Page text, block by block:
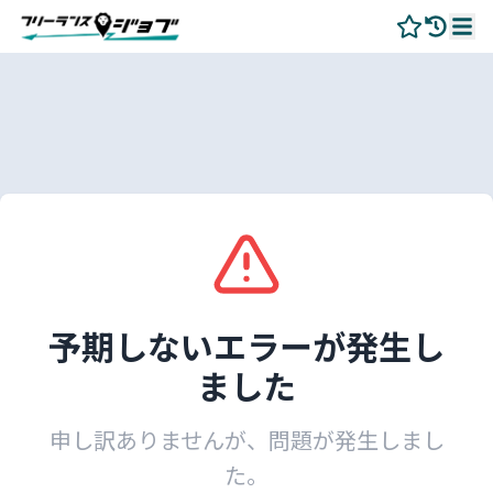
予期しないエラーが発生し
ました
申し訳ありませんが、問題が発生しまし
た。